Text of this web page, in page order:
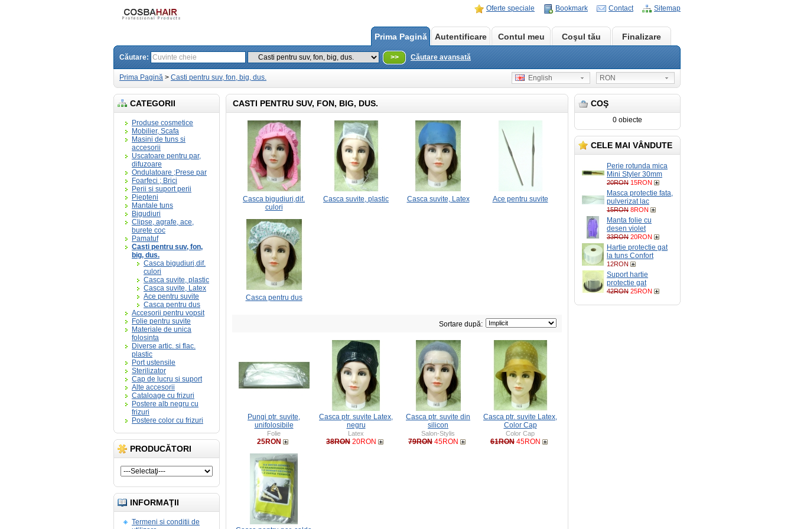
Oferte speciale Bookmark Contact Sitemap
Prima Pagină Autentificare Contul meu Coşul tău Finalizare
Căutare: >> Căutare avansată
Prima Pagină > Casti pentru suv, fon, big, dus. RON
English
CATEGORII
Produse cosmetice
Mobilier, Scafa
Masini de tuns si
accesorii
Uscatoare pentru par,
difuzoare
Ondulatoare ;Prese par
Foarfeci ; Brici
Perii si suport perii
Piepteni
Mantale tuns
Bigudiuri
Clipse, agrafe, ace,
burete coc
Pamatuf
Casti pentru suv, fon,
big, dus.
Casca bigudiuri,dif.
culori
Casca suvite, plastic
Casca suvite, Latex
Ace pentru suvite
Casca pentru dus
Accesorii pentru vopsit
Folie pentru suvite
Materiale de unica
folosinta
Diverse artic. si flac.
plastic
Port ustensile
Sterilizator
Cap de lucru si suport
Alte accesorii
Cataloage cu frizuri
Postere alb negru cu
frizuri
Postere color cu frizuri
PRODUCĂTORI
INFORMAŢII
Termeni si conditii de
COŞ
0 obiecte
CELE MAI VÂNDUTE
Perie rotunda mica
Mini Styler 30mm
20RON 15RON
Masca protectie fata,
pulverizat lac
15RON 8RON
Manta folie cu
desen violet
33RON 20RON
Hartie protectie gat
la tuns Confort
12RON
Suport hartie
protectie gat
42RON 25RON
CASTI PENTRU SUV, FON, BIG, DUS.
Casca bigudiuri,dif.
culori
Casca suvite, plastic Casca suvite, Latex Ace pentru suvite
Casca pentru dus
Sortare după:
Pungi ptr. suvite,
unifolosibile
Folie
25RON
Casca ptr. suvite Latex,
negru
Latex
38RON 20RON
Casca ptr. suvite din
silicon
Salon-Stylis
79RON 45RON
Casca ptr. suvite Latex,
Color Cap
Color Cap
61RON 45RON